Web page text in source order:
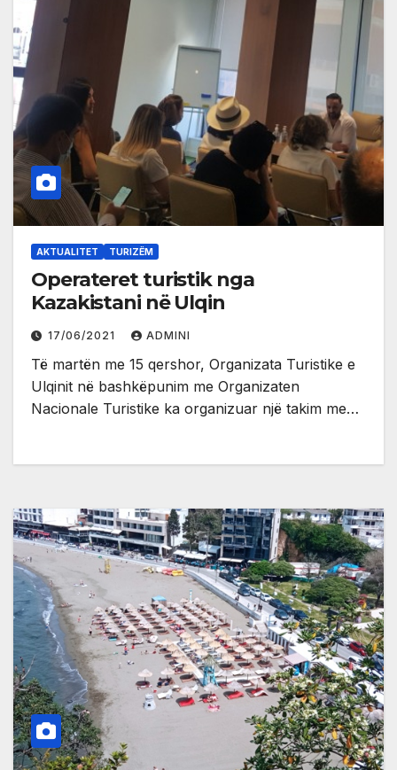
AKTUALITET TURIZËM
Operateret turistik nga
Kazakistani në Ulqin
17/06/2021 ADMINI
Të martën me 15 qershor, Organizata Turistike e
Ulqinit në bashkëpunim me Organizaten
Nacionale Turistike ka organizuar një takim me…